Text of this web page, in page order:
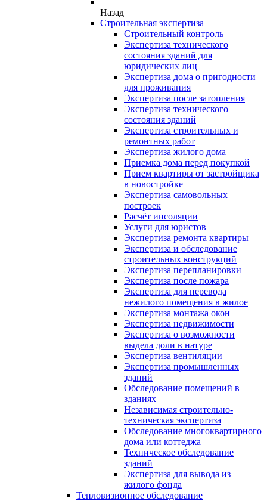
Назад
Строительная экспертиза
Строительный контроль
Экспертиза технического
состояния зданий для
юридических лиц
Экспертиза дома о пригодности
для проживания
Экспертиза после затопления
Экспертиза технического
состояния зданий
Экспертиза строительных и
ремонтных работ
Экспертиза жилого дома
Приемка дома перед покупкой
Прием квартиры от застройщика
в новостройке
Экспертиза самовольных
построек
Расчёт инсоляции
Услуги для юристов
Экспертиза ремонта квартиры
Экспертиза и обследование
строительных конструкций
Экспертиза перепланировки
Экспертиза после пожара
Экспертиза для перевода
нежилого помещения в жилое
Экспертиза монтажа окон
Экспертиза недвижимости
Экспертиза о возможности
выдела доли в натуре
Экспертиза вентиляции
Экспертиза промышленных
зданий
Обследование помещений в
зданиях
Независимая строительно-
техническая экспертиза
Обследование многоквартирного
дома или коттеджа
Техническое обследование
зданий
Экспертиза для вывода из
жилого фонда
Тепловизионное обследование